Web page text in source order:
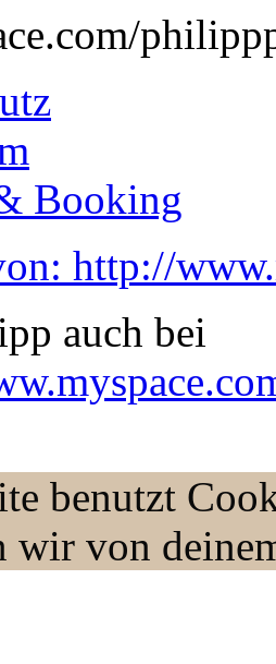
Booking
http://
auch bei
benutzt
wir von